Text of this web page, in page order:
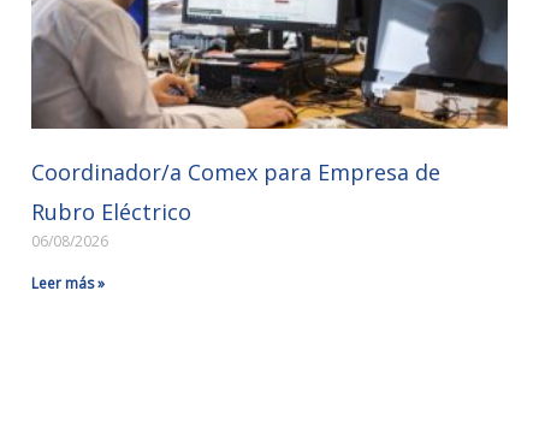
Coordinador/a Comex para Empresa de
Rubro Eléctrico
06/08/2026
Leer más »